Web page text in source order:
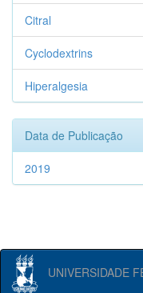
Citral
Cyclodextrins
Hiperalgesia
Data de Publicação
2019
UNIVERSIDADE